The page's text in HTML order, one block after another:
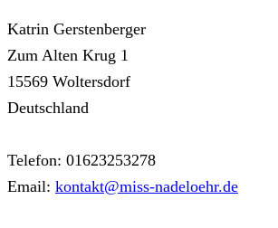
Katrin Gerstenberger
Zum Alten Krug 1
15569 Woltersdorf
Deutschland
Telefon: 01623253278
Email: kontakt@miss-nadeloehr.de